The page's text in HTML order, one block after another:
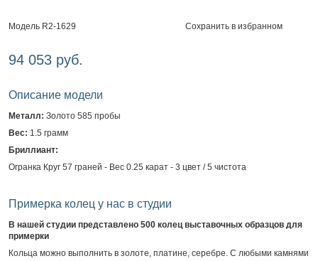
Модель R2-1629 Сохранить в избранном
94 053 руб.
Описание модели
Металл: Золото 585 пробы
Вес: 1.5 грамм
Бриллиант:
Огранка Круг 57 граней - Вес 0.25 карат - 3 цвет / 5 чистота
Примерка колец у нас в студии
В нашей студии представлено 500 колец выставочных образцов для
примерки
Кольца можно выполнить в золоте, платине, серебре. С любыми камнями